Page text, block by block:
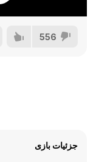
556
جزئیات بازی